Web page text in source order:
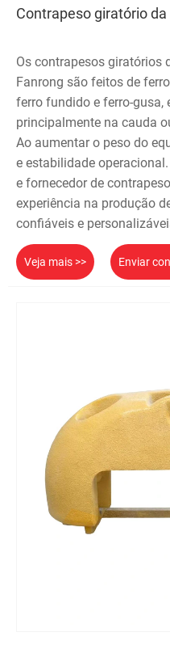
Contrapeso giratório
Os contrapesos giratórios
Fanrong são feitos de
ferro fundido e ferro-gusa,
principalmente na cauda
Ao aumentar o peso do
e estabilidade
e fornecedor de
experiência na produção
confiáveis ​​e
Veja mais >> Enviar